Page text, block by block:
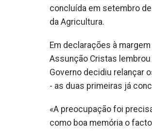
concluída em setembro
da Agricultura.
Em declarações à
Assunção Cristas lembrou
Governo decidiu relançar
- as duas primeiras já
«A preocupação foi
como boa memória o